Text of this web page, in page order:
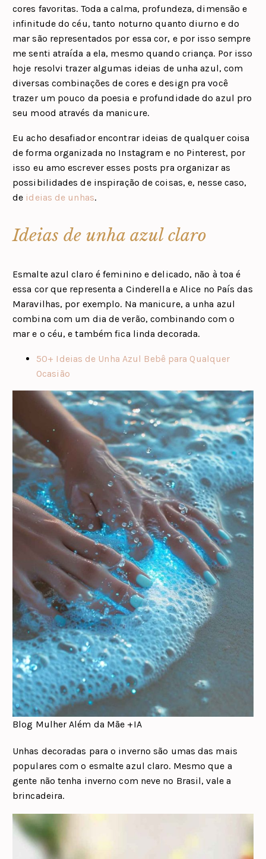
cores favoritas. Toda a calma, profundeza, dimensão e
infinitude do céu, tanto noturno quanto diurno e do
mar são representados por essa cor, e por isso sempre
me senti atraída a ela, mesmo quando criança. Por isso
hoje resolvi trazer algumas ideias de unha azul, com
diversas combinações de cores e design pra você
trazer um pouco da poesia e profundidade do azul pro
seu mood através da manicure.
Eu acho desafiador encontrar ideias de qualquer coisa
de forma organizada no Instagram e no Pinterest, por
isso eu amo escrever esses posts pra organizar as
possibilidades de inspiração de coisas, e, nesse caso,
de ideias de unhas.
Ideias de unha azul claro
Esmalte azul claro é feminino e delicado, não à toa é
essa cor que representa a Cinderella e Alice no País das
Maravilhas, por exemplo. Na manicure, a unha azul
combina com um dia de verão, combinando com o
mar e o céu, e também fica linda decorada.
50+ Ideias de Unha Azul Bebê para Qualquer
Ocasião
Blog Mulher Além da Mãe +IA
Unhas decoradas para o inverno são umas das mais
populares com o esmalte azul claro. Mesmo que a
gente não tenha inverno com neve no Brasil, vale a
brincadeira.